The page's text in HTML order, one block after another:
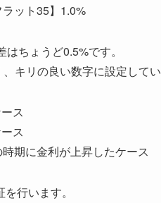
ット35】1.0%
ちょうど0.5%です。
キリの良い数字に設定してい
ス
ス
期に金利が上昇したケース
行います。